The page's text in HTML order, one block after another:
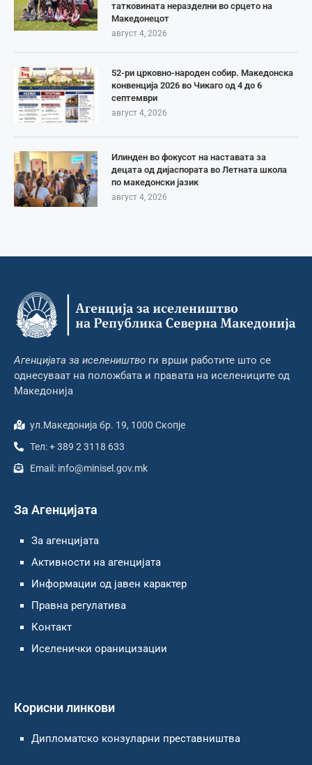
татковината неразделни во срцето на
Македонецот
август 4, 2026
52-ри црковно-народен собир. Македонска
конвенција 2026 во Чикаго од 4 до 6
септември
август 4, 2026
Илинден во фокусот на наставата за
децата од дијаспората во Летната школа
по македонски јазик
август 4, 2026
Агенцијата за иселеништво ги врши работите што се
однесуваат на положбата и правата на иселениците од
Македонија
ул.Македонија бр. 19, 1000 Скопје
Тел: + 389 2 3118 633
Email: info@minisel.gov.mk
За Агенцијата
За агенцијата
Активности на агенцијата
Информации од јавен карактер
Правна регулатива
Контакт
Иселенички ораницизации
Корисни линкови
Дипломатско конзуларни преставништва